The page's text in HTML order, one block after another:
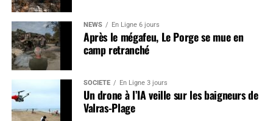
NEWS En Ligne 6 jours
Après le mégafeu, Le Porge se mue en
camp retranché
SOCIÉTÉ En Ligne 3 jours
Un drone à l’IA veille sur les baigneurs de
Valras-Plage